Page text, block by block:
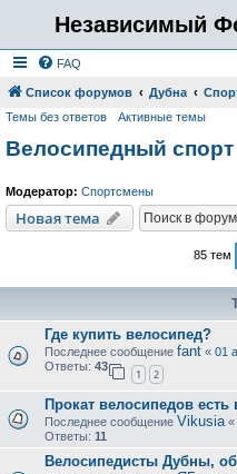
Независимый
FAQ
Список форумов Дубна
Темы без ответов Активные темы
Велосипедный спорт
Модератор: Спортсмены
Новая тема
85 тем
Где купить велосипед?
Последнее сообщение fant « 01
Ответы: 43
1 2
Прокат велосипедов есть
Последнее сообщение Vikusia «
Ответы: 11
Велосипедисты Дубны,